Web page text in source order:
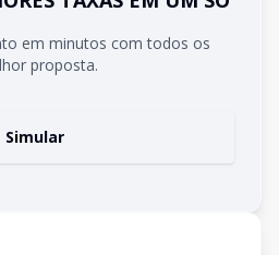
em minutos com todos os
proposta.
Simular